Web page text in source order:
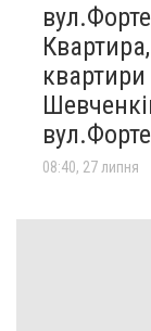
квартири
08:40, 27 липня